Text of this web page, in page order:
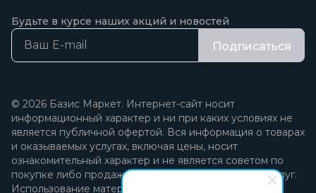
Будьте в курсе наших акций и новостей
Подписаться
© 2026 Базис Маркет. Интернет-сайт носит
информационный характер и ни при каких условиях не
является публичной офертой. Вся информация о товарах
и оказываемых услугах, включая цены, носит
ознакомительный характер и не является советом по
покупке либо продаже каких-либо товаров и/или услуг.
Использование материалов разрешается только при